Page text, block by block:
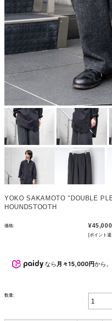
YOKO SAKAMOTO "DOUBLE
HOUNDSTOOTH
価格: ¥45,000
[ポイント
なら 月々15,000円から
数量: